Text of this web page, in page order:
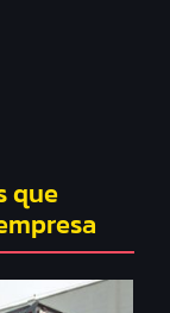
que